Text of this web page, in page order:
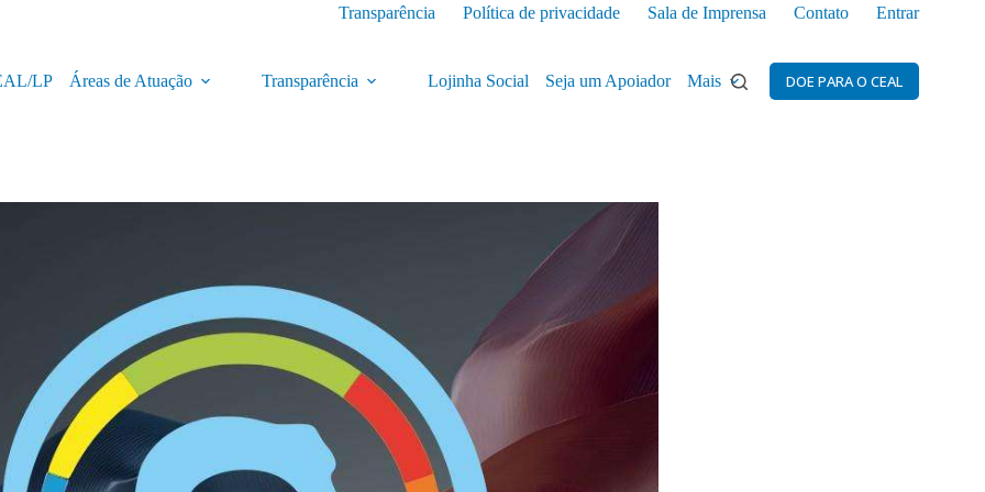
Transparência Política de privacidade Sala de Imprensa Contato Entrar
LP Áreas de Atuação Transparência Lojinha Social Seja um Apoiador Mais DOE PARA O CEAL